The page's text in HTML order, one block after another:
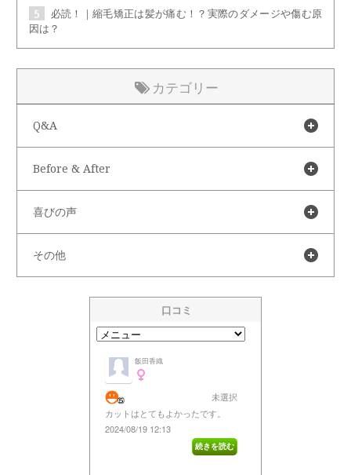
必読！｜縮毛矯正は髪が痛む！？実際のダメージや傷む原
因は？
カテゴリー
Q&A
Before & After
喜びの声
その他